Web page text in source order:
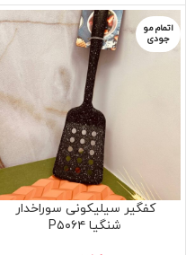
اتمام مو
جودی
کفگیر سیلیکونی سوراخدار
شنگیا P۵۰۶۴